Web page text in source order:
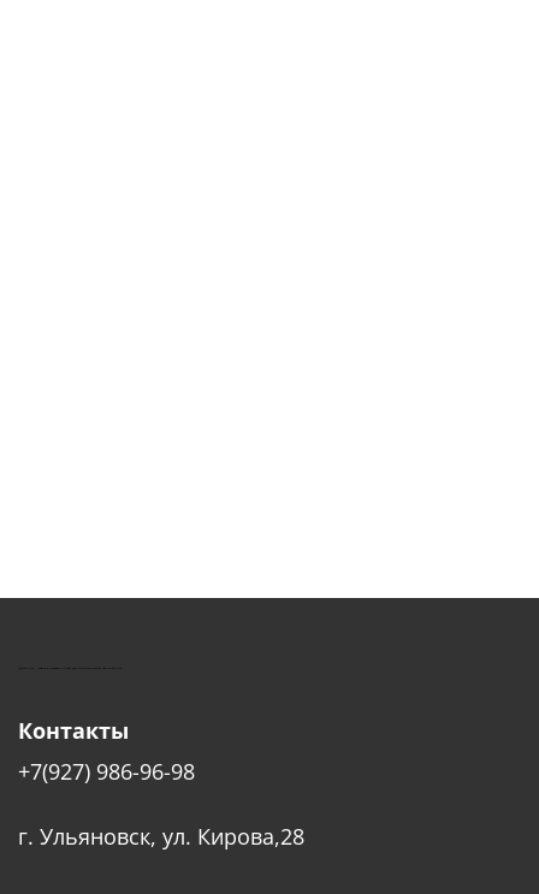
КУШТУТ - ОБОРУДОВАНИЕ ДЛЯ САЛОНОВ КРАСОТЫ
Контакты
+7(927) 986-96-98
г. Ульяновск, ул. Кирова,28